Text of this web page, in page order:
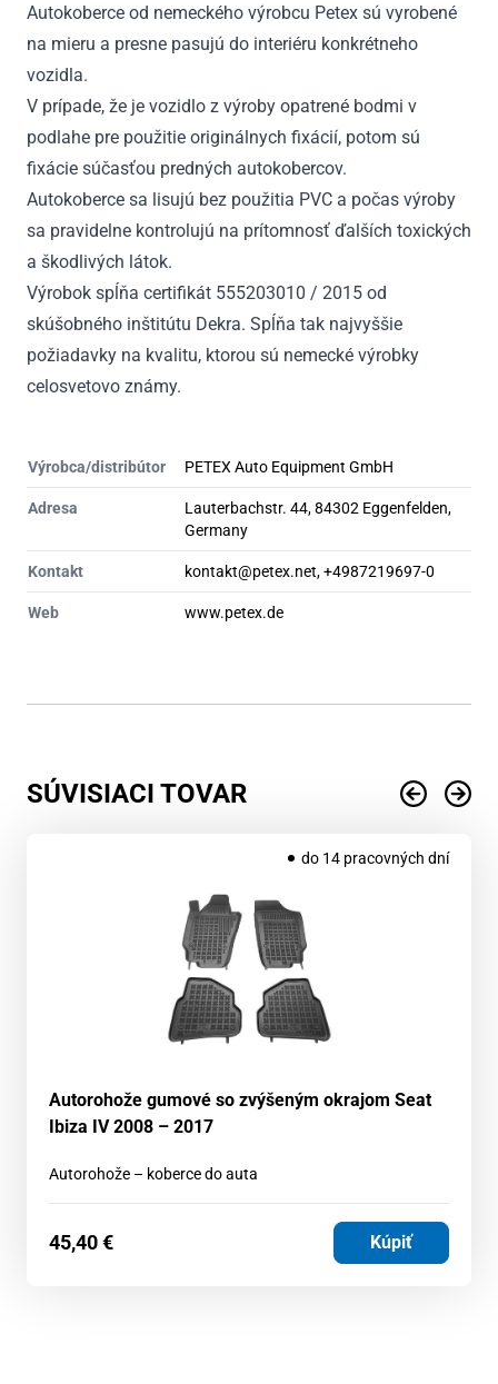
Autokoberce od nemeckého výrobcu Petex sú vyrobené
na mieru a presne pasujú do interiéru konkrétneho
vozidla.
V prípade, že je vozidlo z výroby opatrené bodmi v
podlahe pre použitie originálnych fixácií, potom sú
fixácie súčasťou predných autokobercov.
Autokoberce sa lisujú bez použitia PVC a počas výroby
sa pravidelne kontrolujú na prítomnosť ďalších toxických
a škodlivých látok.
Výrobok spĺňa certifikát 555203010 / 2015 od
skúšobného inštitútu Dekra. Spĺňa tak najvyššie
požiadavky na kvalitu, ktorou sú nemecké výrobky
celosvetovo známy.
Výrobca/distribútor PETEX Auto Equipment GmbH
Adresa
Lauterbachstr. 44, 84302 Eggenfelden,
Germany
Kontakt kontakt@petex.net, +4987219697-0
Web www.petex.de
SÚVISIACI TOVAR
do 14 pracovných dní
Autorohože gumové so zvýšeným okrajom Seat
Ibiza IV 2008 – 2017
Autorohože – koberce do auta
45,40€ Kúpiť